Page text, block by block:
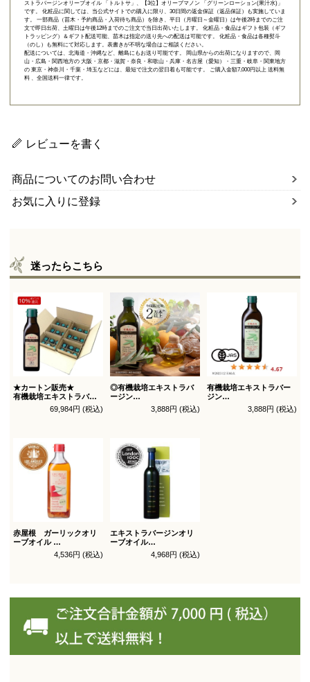
ストラバージンオリーブオイル 「トルトサ」 、【3位】 オリーブマノン 「グリーンローション(果汁水)」
です。 化粧品に関しては、当公式サイトでの購入に限り、 30日間の返金保証（返品保証）
も実施していま
す。 一部商品（苗木・予約商品・入荷待ち商品）を除き、平日（月曜日～金曜日）は午後2時までのご注
文で即日出荷、土曜日は午後12時までのご注文で当日出荷いたします。 化粧品・食品はギフト包装（ギフ
トラッピング）＆ギフト配送可能、苗木は指定の送り先への配送は可能です。 化粧品・食品は各種熨斗
（のし）も無料にて対応します。表書きが不明な場合はご相談ください。
配送については、北海道・沖縄など、離島にもお送り可能です。 岡山県からの出荷になりますので、岡
山・広島・関西地方の 大阪・京都・滋賀・奈良・和歌山・兵庫・名古屋（愛知）・三重・岐阜・関東地方
の 東京・神奈川・千葉・埼玉などには、最短で注文の翌日着も可能です。 ご購入金額7,000円以上 送料無
料 、全国送料一律です。
レビューを書く
商品についてのお問い合わせ
お気に入りに登録
迷ったらこちら
★カートン販売★
有機栽培エキストラバー
オリーブオイル ブレンド
69,984円 (税込)
◎有機栽培エキストラバ
ージン
オリーブオイル ブレンド
3,888円 (税込)
有機栽培エキストラバー
ジン
オリーブオイル シングル
3,888円 (税込)
赤屋根 ガーリックオリ
ーブオイル
4,536円 (税込)
エキストラバージンオリ
ーブオイル
トルトサ 450g 1本箱入
（スペイン自社農園産）
4,968円 (税込)